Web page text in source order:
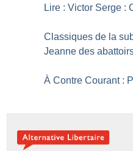
Lire : Victor Serge :
Classiques de la
Jeanne des
À Contre Courant :